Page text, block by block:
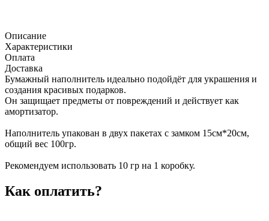
Описание
Характеристики
Оплата
Доставка
Бумажный наполнитель идеально подойдёт для украшения и
создания красивых подарков.
Он защищает предметы от повреждений и действует как
амортизатор.
Наполнитель упакован в двух пакетах с замком 15см*20см,
общий вес 100гр.
Рекомендуем использовать 10 гр на 1 коробку.
Как оплатить?